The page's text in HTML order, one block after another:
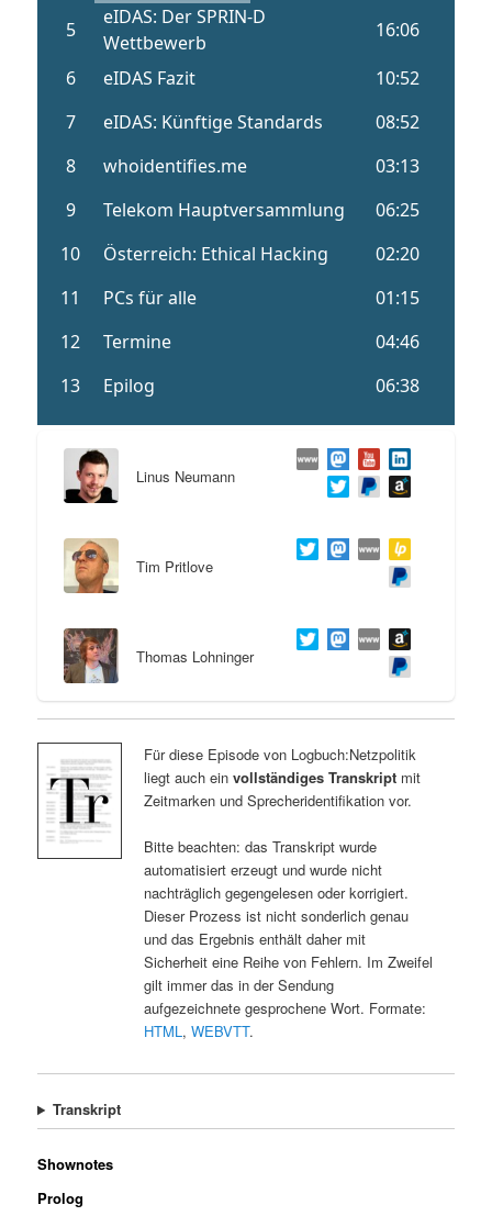
Linus Neumann
Tim Pritlove
Thomas Lohninger
Für diese Episode von Logbuch:Netzpolitik
liegt auch ein vollständiges Transkriptmit
Zeitmarken und Sprecheridentifikation vor.
Bitte beachten: das Transkript wurde
automatisiert erzeugt und wurde nicht
nachträglich gegengelesen oder korrigiert.
Dieser Prozess ist nicht sonderlich genau
und das Ergebnis enthält daher mit
Sicherheit eine Reihe von Fehlern. Im Zweifel
gilt immer das in der Sendung
aufgezeichnete gesprochene Wort. Formate:
HTML, WEBVTT.
Transkript
Shownotes
Prolog